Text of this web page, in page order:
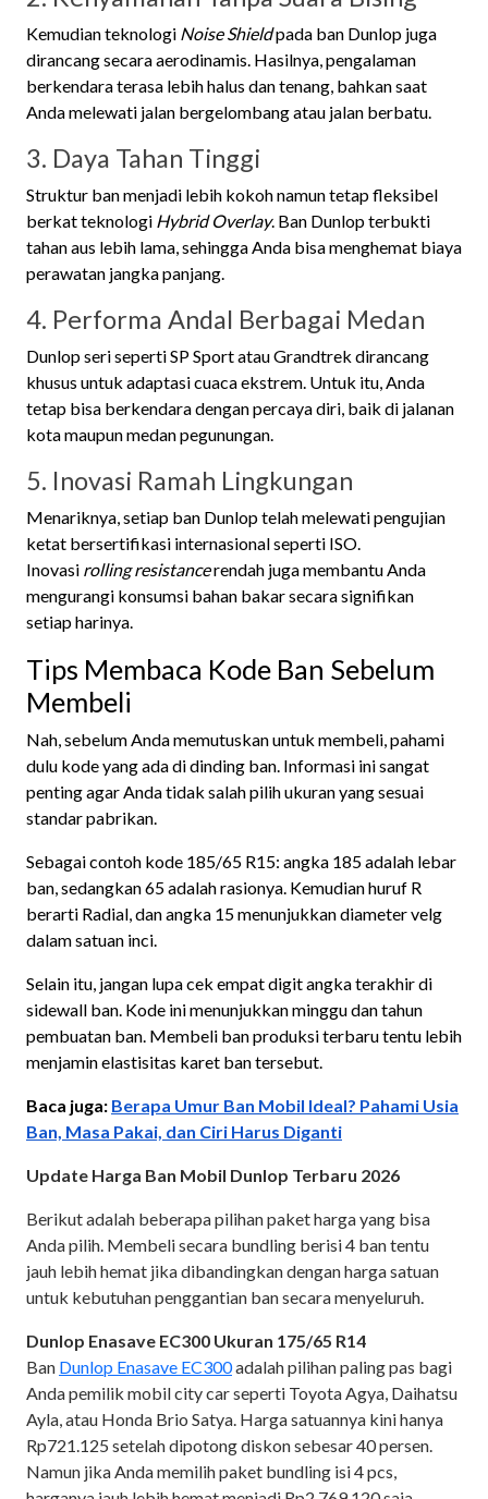
Kemudian teknologi Noise Shieldpada ban Dunlop juga
dirancang secara aerodinamis. Hasilnya, pengalaman
berkendara terasa lebih halus dan tenang, bahkan saat
Anda melewati jalan bergelombang atau jalan berbatu.
3. Daya Tahan Tinggi
Struktur ban menjadi lebih kokoh namun tetap fleksibel
berkat teknologi Hybrid Overlay. Ban Dunlop terbukti
tahan aus lebih lama, sehingga Anda bisa menghemat biaya
perawatan jangka panjang.
4. Performa Andal Berbagai Medan
Dunlop seri seperti SP Sport atau Grandtrek dirancang
khusus untuk adaptasi cuaca ekstrem. Untuk itu, Anda
tetap bisa berkendara dengan percaya diri, baik di jalanan
kota maupun medan pegunungan.
5. Inovasi Ramah Lingkungan
Menariknya, setiap ban Dunlop telah melewati pengujian
ketat bersertifikasi internasional seperti ISO.
Inovasi rolling resistancerendah juga membantu Anda
mengurangi konsumsi bahan bakar secara signifikan
setiap harinya.
Tips Membaca Kode Ban Sebelum
Membeli
Nah, sebelum Anda memutuskan untuk membeli, pahami
dulu kode yang ada di dinding ban. Informasi ini sangat
penting agar Anda tidak salah pilih ukuran yang sesuai
standar pabrikan.
Sebagai contoh kode 185/65 R15: angka 185 adalah lebar
ban, sedangkan 65 adalah rasionya. Kemudian huruf R
berarti Radial, dan angka 15 menunjukkan diameter velg
dalam satuan inci.
Selain itu, jangan lupa cek empat digit angka terakhir di
sidewall ban. Kode ini menunjukkan minggu dan tahun
pembuatan ban. Membeli ban produksi terbaru tentu lebih
menjamin elastisitas karet ban tersebut.
Baca juga: Berapa Umur Ban Mobil Ideal? Pahami Usia
Ban, Masa Pakai, dan Ciri Harus Diganti
Update Harga Ban Mobil Dunlop Terbaru 2026
Berikut adalah beberapa pilihan paket harga yang bisa
Anda pilih. Membeli secara bundling berisi 4 ban tentu
jauh lebih hemat jika dibandingkan dengan harga satuan
untuk kebutuhan penggantian ban secara menyeluruh.
Dunlop Enasave EC300 Ukuran 175/65 R14
Ban Dunlop Enasave EC300adalah pilihan paling pas bagi
Anda pemilik mobil city car seperti Toyota Agya, Daihatsu
Ayla, atau Honda Brio Satya. Harga satuannya kini hanya
Rp721.125 setelah dipotong diskon sebesar 40 persen.
Namun jika Anda memilih paket bundling isi 4 pcs,